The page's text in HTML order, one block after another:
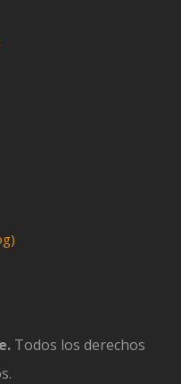
Todos los derechos